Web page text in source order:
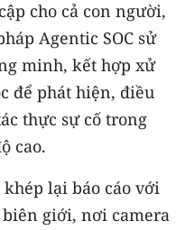
cho cả con người,
Agentic SOC sử
minh, kết hợp xử
để phát hiện, điều
thực sự cố trong
cao.
lại báo cáo với
giới, nơi camera